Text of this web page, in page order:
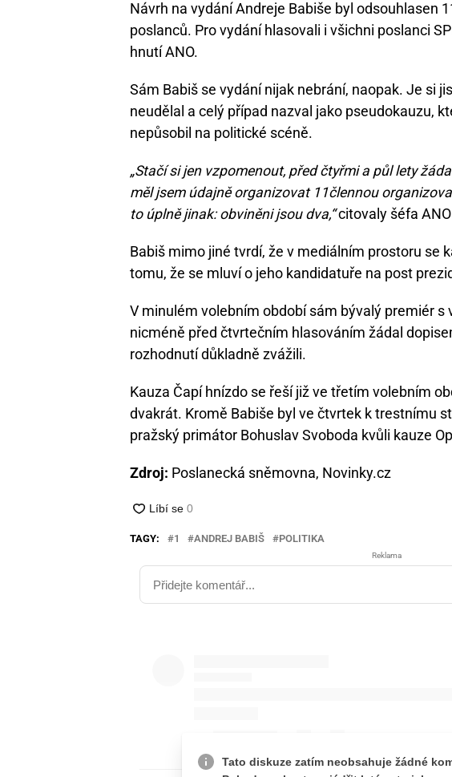
Návrh na vydání Andreje Babiše byl odsouhlasen
poslanců. Pro vydání hlasovali i všichni poslanci
hnutí ANO.
Sám Babiš se vydání nijak nebrání, naopak. Je si
neudělal a celý případ nazval jako pseudokauzu,
nepůsobil na politické scéně.
„Stačí si jen vzpomenout, před čtyřmi a půl lety
měl jsem údajně organizovat 11člennou
to úplně jinak: obviněni jsou dva,“citovaly šéfa ANO
Babiš mimo jiné tvrdí, že v mediálním prostoru se
tomu, že se mluví o jeho kandidatuře na post
V minulém volebním období sám bývalý premiér s
nicméně před čtvrtečním hlasováním žádal
rozhodnutí důkladně zvážili.
Kauza Čapí hnízdo se řeší již ve třetím volebním
dvakrát. Kromě Babiše byl ve čtvrtek k trestnímu
pražský primátor Bohuslav Svoboda kvůli kauze
Zdroj: Poslanecká sněmovna, Novinky.cz
TAGY: 1 ANDREJ BABIŠ POLITIKA
Reklama